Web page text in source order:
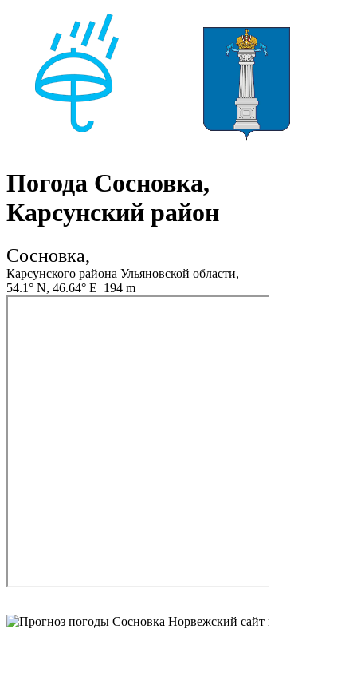
Погода Сосновка,
Карсунский район
Сосновка,
Карсунского района Ульяновской области,
54.1° N, 46.64° E 194 m